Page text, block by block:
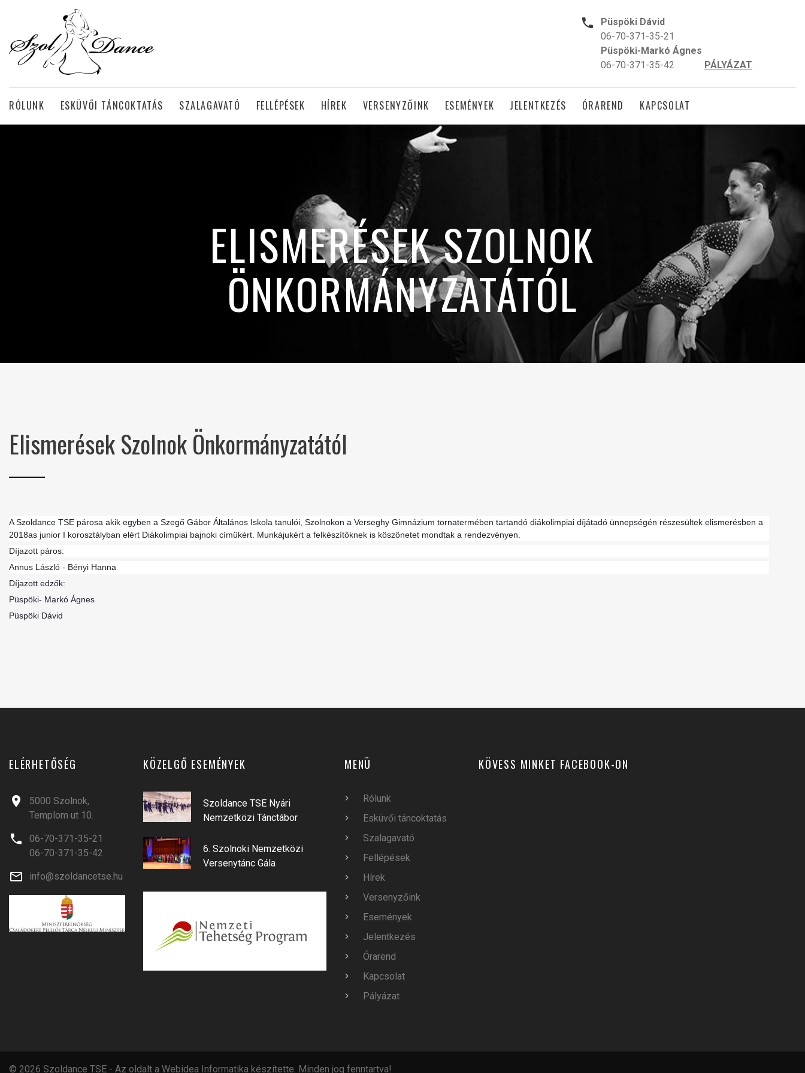
Püspöki Dávid
06-70-371-35-21
Püspöki-Markó Ágnes
06-70-371-35-42
PÁLYÁZAT
RÓLUNK ESKÜVŐI TÁNCOKTATÁS SZALAGAVATÓ FELLÉPÉSEK HÍREK VERSENYZŐINK ESEMÉNYEK JELENTKEZÉS ÓRAREND KAPCSOLAT
ELISMERÉSEK SZOLNOK
ÖNKORMÁNYZATÁTÓL
Elismerések Szolnok Önkormányzatától
A Szoldance TSE párosa akik egyben a Szegő Gábor Általános Iskola tanulói, Szolnokon a Verseghy Gimnázium tornatermében tartandó diákolimpiai díjátadó ünnepségén részesültek elismerésben a
2018as junior I korosztályban elért Diákolimpiai bajnoki címükért. Munkájukért a felkészítőknek is köszönetet mondtak a rendezvényen.
Díjazott páros:
Annus László - Bényi Hanna
Díjazott edzők:
Püspöki- Markó Ágnes
Püspöki Dávid
ELÉRHETŐSÉG
5000 Szolnok,
Templom ut 10.
06-70-371-35-21
06-70-371-35-42
info@szoldancetse.hu
KÖZELGŐ ESEMÉNYEK
Szoldance TSE Nyári
Nemzetközi Tánctábor
6. Szolnoki Nemzetközi
Versenytánc Gála
MENÜ
Rólunk
Esküvői táncoktatás
Szalagavató
Fellépések
Hírek
Versenyzőink
Események
Jelentkezés
Órarend
Kapcsolat
Pályázat
KÖVESS MINKET FACEBOOK-ON
© 2026 Szoldance TSE - Az oldalt a Webidea Informatika készítette. Minden jog fenntartva!